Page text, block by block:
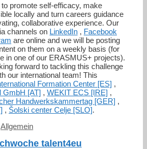
promote self-efficacy, make
locally and turn careers guidance
collaborative experience. Our
channels on LinkedIn , Facebook
are online and we will be posting
on them on a weekly basis (for
in one of our ERASMUS+ projects).
forward to tackling this challenge
our international team! This
Formation Center [ES] ,
GmbH [AT] , WEKIT ECS [IRE] ,
Handwerkskammertag [GER] ,
, Šolski center Celje [SLO].
Allgemein
talent4eu